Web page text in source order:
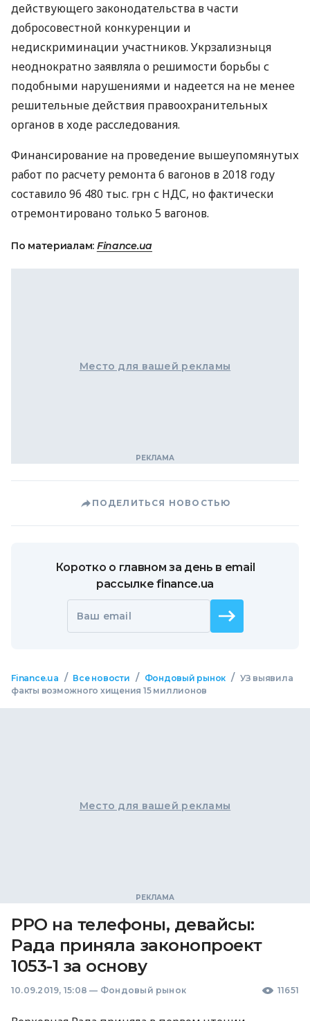
действующего законодательства в части
добросовестной конкуренции и
недискриминации участников. Укрзализныця
неоднократно заявляла о решимости борьбы с
подобными нарушениями и надеется на не менее
решительные действия правоохранительных
органов в ходе расследования.
Финансирование на проведение вышеупомянутых
работ по расчету ремонта 6 вагонов в 2018 году
составило 96 480 тыс. грн с НДС, но фактически
отремонтировано только 5 вагонов.
По материалам: Finance.ua
Место для вашей рекламы
ПОДЕЛИТЬСЯ НОВОСТЬЮ
Коротко о главном за день в email
рассылке finance.ua
Ваш email
Finance.ua / Все новости / Фондовый рынок / УЗ выявила
факты возможного хищения 15 миллионов
Место для вашей рекламы
РРО на телефоны, девайсы:
Рада приняла законопроект
1053-1 за основу
10.09.2019, 15:08 — Фондовый рынок 11651